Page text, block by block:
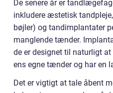
De senere år er
inkludere æstetisk
bøjler) og tandimplantater
manglende tænder.
de er designet til naturligt
ens egne tænder og har en
Det er vigtigt at tale åbent